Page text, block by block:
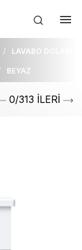
LAVABO DOLABI
BEYAZ
0/313 İLERİ